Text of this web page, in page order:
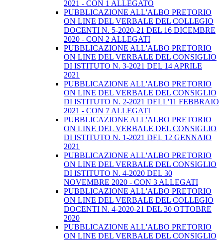
2021 - CON 1 ALLEGATO
PUBBLICAZIONE ALL'ALBO PRETORIO
ON LINE DEL VERBALE DEL COLLEGIO
DOCENTI N. 5-2020-21 DEL 16 DICEMBRE
2020 - CON 2 ALLEGATI
PUBBLICAZIONE ALL'ALBO PRETORIO
ON LINE DEL VERBALE DEL CONSIGLIO
DI ISTITUTO N. 3-2021 DEL 14 APRILE
2021
PUBBLICAZIONE ALL'ALBO PRETORIO
ON LINE DEL VERBALE DEL CONSIGLIO
DI ISTITUTO N. 2-2021 DELL'11 FEBBRAIO
2021 - CON 7 ALLEGATI
PUBBLICAZIONE ALL'ALBO PRETORIO
ON LINE DEL VERBALE DEL CONSIGLIO
DI ISTITUTO N. 1-2021 DEL 12 GENNAIO
2021
PUBBLICAZIONE ALL'ALBO PRETORIO
ON LINE DEL VERBALE DEL CONSIGLIO
DI ISTITUTO N. 4-2020 DEL 30
NOVEMBRE 2020 - CON 3 ALLEGATI
PUBBLICAZIONE ALL'ALBO PRETORIO
ON LINE DEL VERBALE DEL COLLEGIO
DOCENTI N. 4-2020-21 DEL 30 OTTOBRE
2020
PUBBLICAZIONE ALL'ALBO PRETORIO
ON LINE DEL VERBALE DEL CONSIGLIO